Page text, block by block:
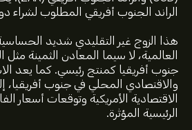
الراند الجنوب أفريقي المطلوب لشراء
هذا الزوج غير التقليدي شديد
العالمية، لا سيما المعادن الثمينة
جنوب أفريقيا كمنتج رئيسي. كما يعد
والاقتصادي المحلي في جنوب أفريقيا،
الاقتصادية الأمريكية وتوقعات أسعار
الرئيسية المؤثرة.
السعر الحالي لـ USDZAR هو 16.35890‎R‎ دولار
أعلى سعر على الإطلاق لـ USD/ZAR هو 19.93105‎R‎ دولار